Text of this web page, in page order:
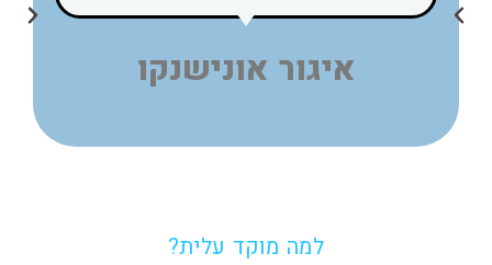
איגור אונישנקו
למה מוקד עלית?